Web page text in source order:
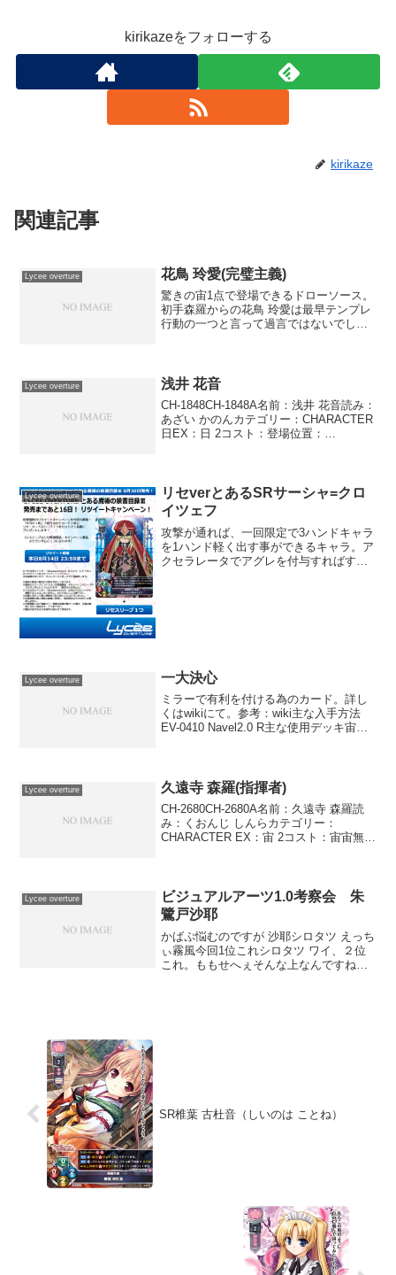
kirikazeをフォローする
kirikaze
関連記事
Lycee overture 花鳥 玲愛(完璧主義)
驚きの宙1点で登場できるドローソース。
初手森羅からの花鳥 玲愛は最早テンプレ
行動の一つと言って過言ではないでしょ
楽になる利点があり...
Lycee overture 浅井 花音
CH-1848CH-1848A名前：浅井 花音読み：
あざい かのんカテゴリー：CHARACTER
日EX：日 2コスト：登場位置：
Lycee overture
リセverとあるSRサーシャ=クロ
イツェフ
攻撃が通れば、一回限定で3ハンドキャラ
を1ハンド軽く出す事ができるキャラ。ア
クセラレータでアグレを付与すればすん
Lycee overture 一大決心
ミラーで有利を付ける為のカード。詳し
くはwikiにて。参考：wiki主な入手方法
EV-0410 Navel2.0 R主な使用デッキ宙花
Lycee overture 久遠寺 森羅(指揮者)
CH-2680CH-2680A名前：久遠寺 森羅読
み：くおんじ しんらカテゴリー：
CHARACTER EX：宙 2コスト：宙宙無無
Lycee overture
ビジュアルアーツ1.0考察会 朱
鷺戸沙耶
かばぷ悩むのですが 沙耶シロタツ えっち
ぃ霧風今回1位これシロタツ ワイ、２位
これ。ももせへぇそんな上なんですねみ
SR椎葉 古杜音（しいのは ことね）